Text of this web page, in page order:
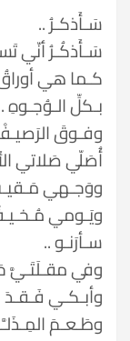
سَـأَذكـرُ ..
سَـأَذكُـرُ أنّي
كـما هي
بـكلِّ الـوُجـوهِ
وفـوقَ
أُصَلّي صَلاتي
ووَجـهي
ويَـومي
سـأرَنـو ..
وفي مقـلَتَـيَّ
وأبـكـي فَـقـدَ
وطَـعـمَ